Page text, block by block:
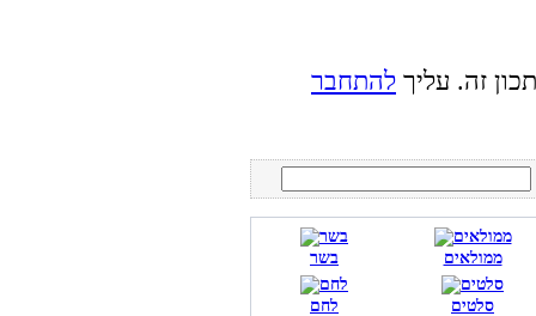
זה. עליך להתחבר
בשר ממולאים
לחם סלטים